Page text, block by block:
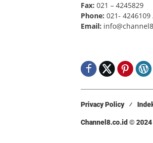
Fax: 021 – 4245829
Phone: 021- 4246109
Email:
Privacy Policy
Channel8.co.id ©